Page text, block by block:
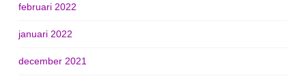
februari 2022
januari 2022
december 2021